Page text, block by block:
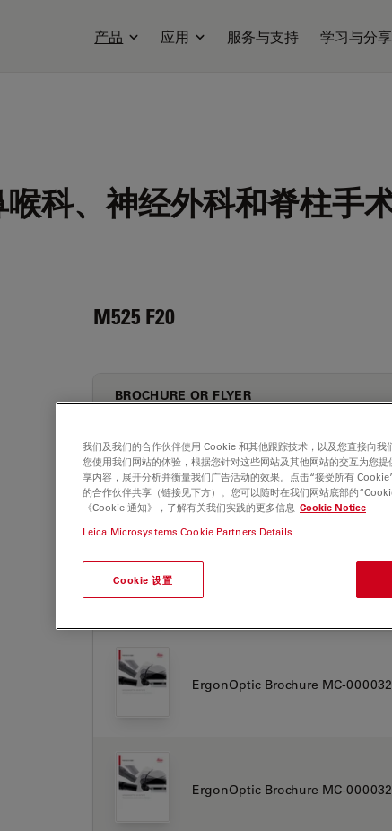
产品 应用 服务与支持 学习与分享
喉科、神经外科和脊柱手
M525 F20
BROCHURE OR FLYER
Antimicrobial Coating Flyer MC-
ErgonOptic Brochure MC-
ErgonOptic Brochure MC-
ErgonOptic Brochure MC-
我们及我们的合作伙伴使用 Cookie 和其他跟踪技术，以及您直接向
您使用我们网站的体验，根据您针对这些网站及其他网站的交互为您
享内容，展开分析并衡量我们广告活动的效果。点击“接受所有
的合作伙伴共享（链接见下方）。您可以随时在我们网站底部的
《Cookie 通知》，了解有关我们实践的更多信息 Cookie Notice
Leica Microsystems Cookie Partners Details
Cookie 设置